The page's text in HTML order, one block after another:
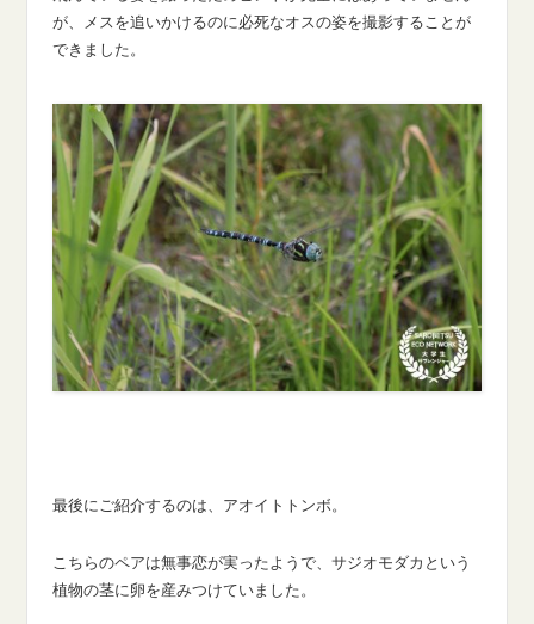
が、メスを追いかけるのに必死なオスの姿を撮影することが
できました。
最後にご紹介するのは、アオイトトンボ。
こちらのペアは無事恋が実ったようで、サジオモダカという
植物の茎に卵を産みつけていました。